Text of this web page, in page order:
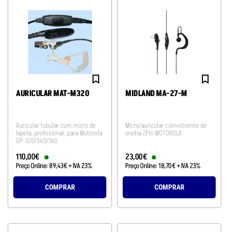
AURICULAR MAT-M320
Auricular tubular com micro de
lapela, profissional, para Motorola
GP-320/340/360
110,00€
Preço Online:89,43€+ IVA 23%
COMPRAR
MIDLAND MA-27-M
Micro/auricular c/envolvente de
orelha 2Pin MOTOROLA
23,00€
Preço Online:18,70€+ IVA 23%
COMPRAR